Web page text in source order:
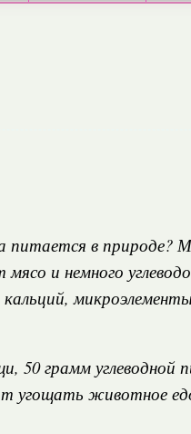
питается в
и немного
50 грамм
угощать животное